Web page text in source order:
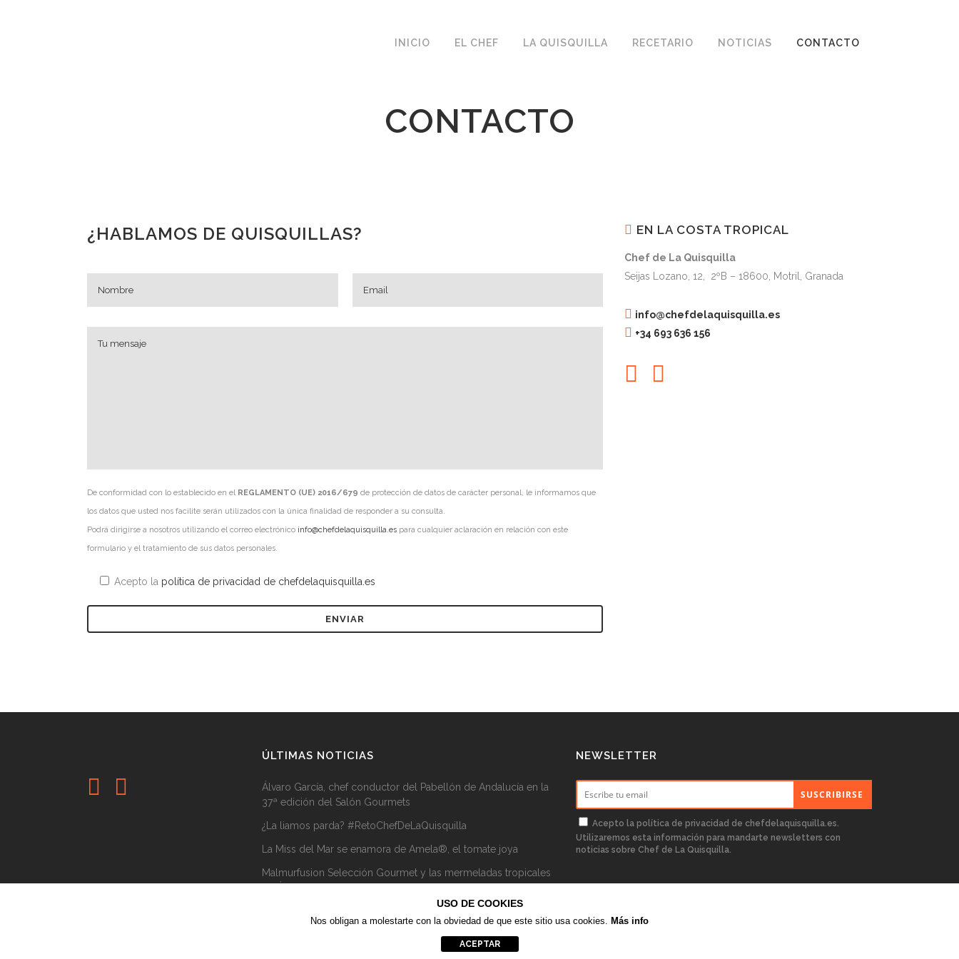
INICIO EL CHEF LA QUISQUILLA RECETARIO NOTICIAS CONTACTO
CONTACTO
¿HABLAMOS DE QUISQUILLAS?
De conformidad con lo establecido en el REGLAMENTO (UE) 2016/679 de protección de datos de carácter personal, le informamos que
los datos que usted nos facilite serán utilizados con la única finalidad de responder a su consulta.
Podrá dirigirse a nosotros utilizando el correo electrónico info@chefdelaquisquilla.es para cualquier aclaración en relación con este
formulario y el tratamiento de sus datos personales.
Acepto la política de privacidad de chefdelaquisquilla.es
EN LA COSTA TROPICAL
Chef de La Quisquilla
Seijas Lozano, 12, 2ºB – 18600, Motril, Granada
info@chefdelaquisquilla.es
+34 693 636 156
ÚLTIMAS NOTICIAS
Álvaro García, chef conductor del Pabellón de Andalucía en la
37ª edición del Salón Gourmets
¿La liamos parda? #RetoChefDeLaQuisquilla
La Miss del Mar se enamora de Amela®, el tomate joya
Malmurfusion Selección Gourmet y las mermeladas tropicales
NEWSLETTER
Acepto la política de privacidad de chefdelaquisquilla.es.
Utilizaremos esta información para mandarte newsletters con
noticias sobre Chef de La Quisquilla.
Chef de La Quisquilla © 2020
Política de privacidad–Política de cookies
USO DE COOKIES
Nos obligan a molestarte con la obviedad de que este sitio usa cookies. Más info
ACEPTAR